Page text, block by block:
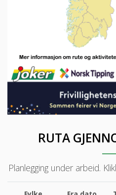
RUTA
Planlegging under arbeid.